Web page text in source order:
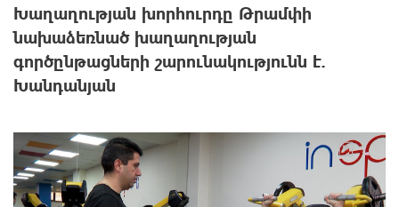
Խաղաղության խորհուրդը Թրամփի
նախաձեռնած խաղաղության
գործընթացների շարունակությունն է.
Խանդանյան